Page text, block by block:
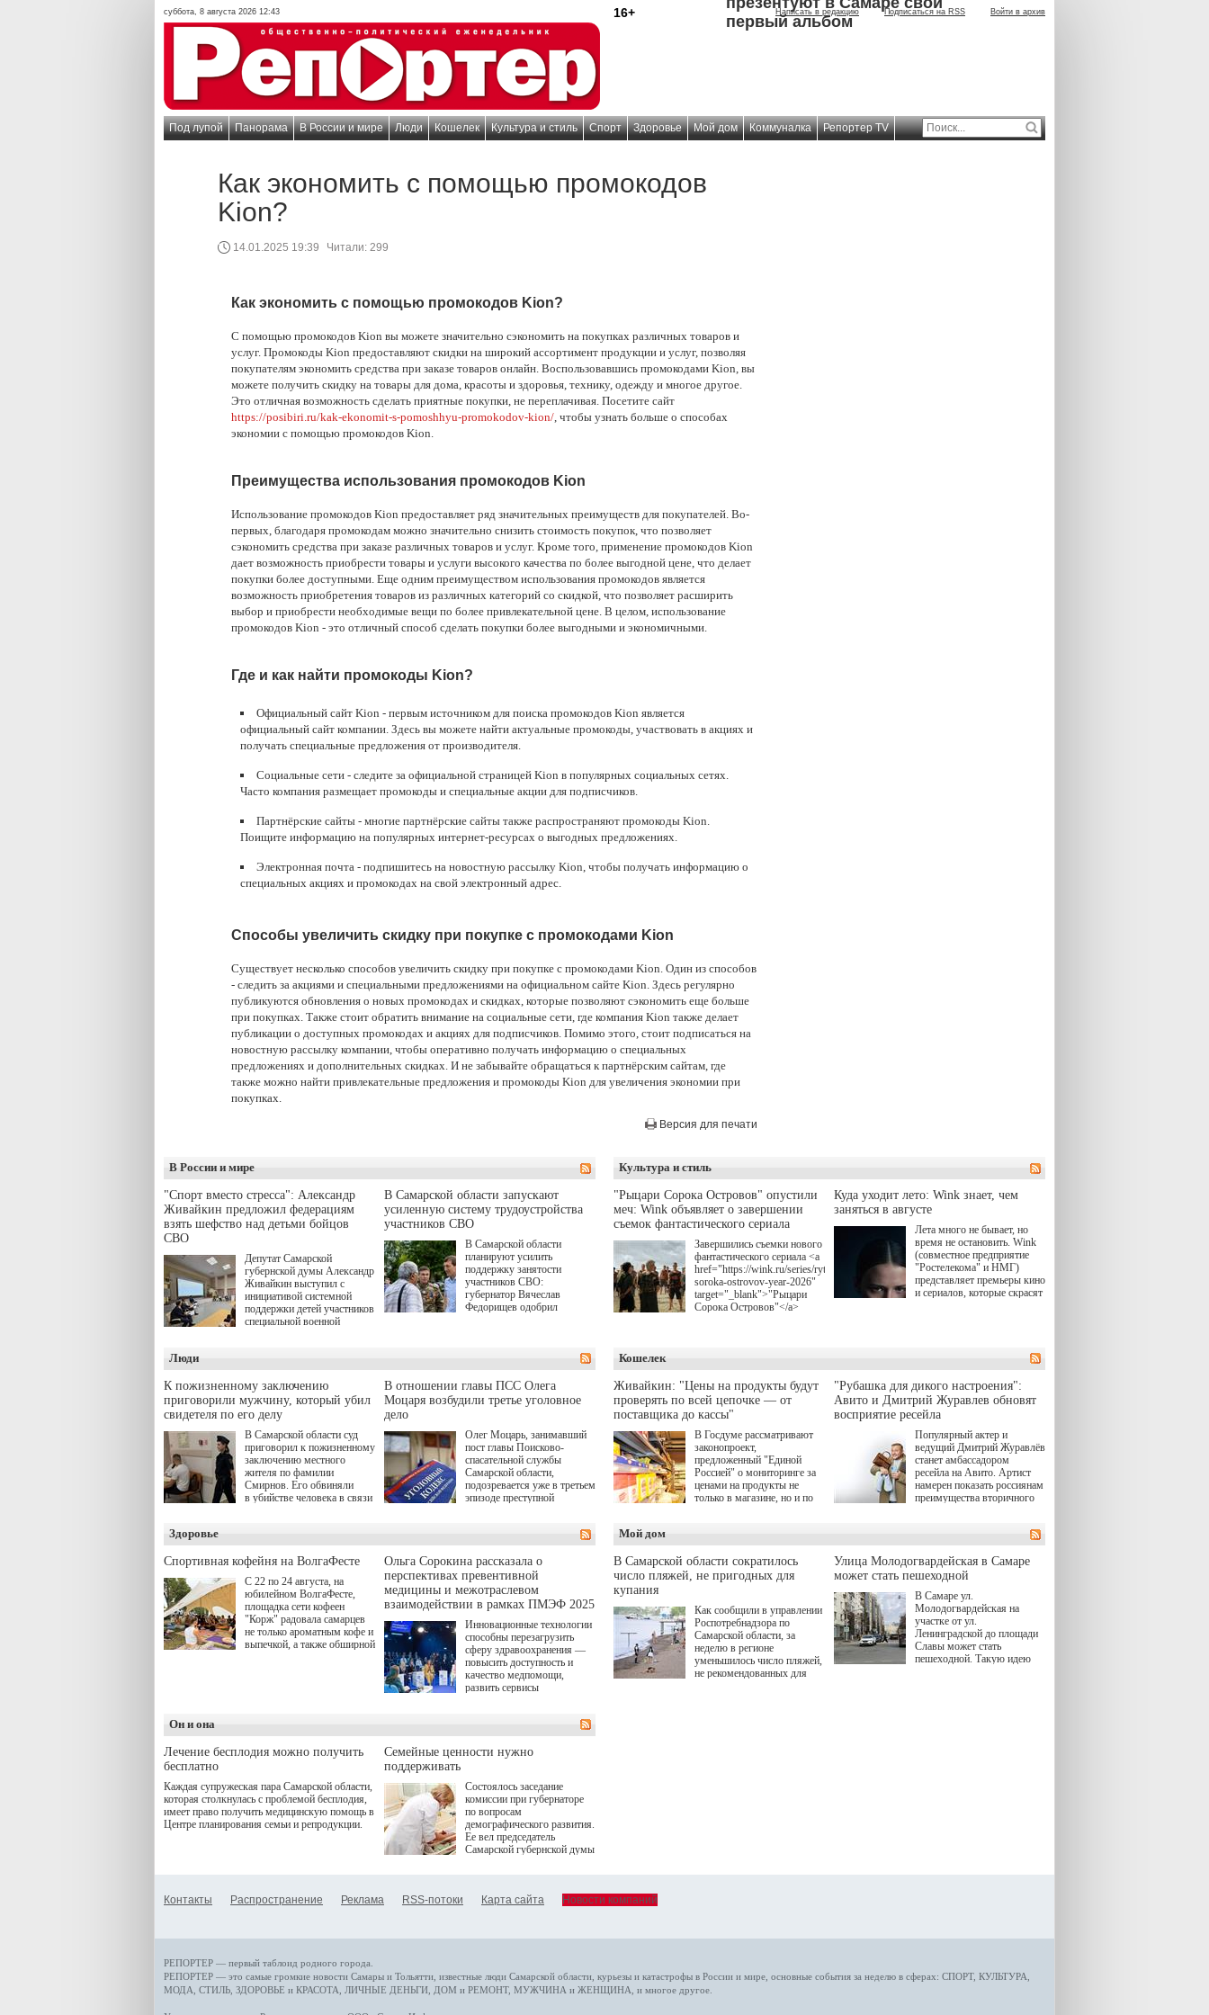
суббота, 8 августа 2026 12:43 16+ Написать в редакцию Подписаться на RSS Войти в архив
первый альбом
Под лупой Панорама В России и мире Люди Кошелек Культура и стиль Спорт Здоровье Мой дом Коммуналка Репортер TV
Как экономить с помощью промокодов
Kion?
14.01.2025 19:39 Читали: 299
Как экономить с помощью промокодов Kion?
С помощью промокодов Kion вы можете значительно сэкономить на покупках различных товаров и
услуг. Промокоды Kion предоставляют скидки на широкий ассортимент продукции и услуг, позволяя
покупателям экономить средства при заказе товаров онлайн. Воспользовавшись промокодами Kion, вы
можете получить скидку на товары для дома, красоты и здоровья, технику, одежду и многое другое.
Это отличная возможность сделать приятные покупки, не переплачивая. Посетите сайт
https://posibiri.ru/kak-ekonomit-s-pomoshhyu-promokodov-kion/, чтобы узнать больше о способах
экономии с помощью промокодов Kion.
Преимущества использования промокодов Kion
Использование промокодов Kion предоставляет ряд значительных преимуществ для покупателей. Во-
первых, благодаря промокодам можно значительно снизить стоимость покупок, что позволяет
сэкономить средства при заказе различных товаров и услуг. Кроме того, применение промокодов Kion
дает возможность приобрести товары и услуги высокого качества по более выгодной цене, что делает
покупки более доступными. Еще одним преимуществом использования промокодов является
возможность приобретения товаров из различных категорий со скидкой, что позволяет расширить
выбор и приобрести необходимые вещи по более привлекательной цене. В целом, использование
промокодов Kion - это отличный способ сделать покупки более выгодными и экономичными.
Где и как найти промокоды Kion?
Официальный сайт Kion - первым источником для поиска промокодов Kion является
официальный сайт компании. Здесь вы можете найти актуальные промокоды, участвовать в акциях и
получать специальные предложения от производителя.
Социальные сети - следите за официальной страницей Kion в популярных социальных сетях.
Часто компания размещает промокоды и специальные акции для подписчиков.
Партнёрские сайты - многие партнёрские сайты также распространяют промокоды Kion.
Поищите информацию на популярных интернет-ресурсах о выгодных предложениях.
Электронная почта - подпишитесь на новостную рассылку Kion, чтобы получать информацию о
специальных акциях и промокодах на свой электронный адрес.
Способы увеличить скидку при покупке с промокодами Kion
Существует несколько способов увеличить скидку при покупке с промокодами Kion. Один из способов
- следить за акциями и специальными предложениями на официальном сайте Kion. Здесь регулярно
публикуются обновления о новых промокодах и скидках, которые позволяют сэкономить еще больше
при покупках. Также стоит обратить внимание на социальные сети, где компания Kion также делает
публикации о доступных промокодах и акциях для подписчиков. Помимо этого, стоит подписаться на
новостную рассылку компании, чтобы оперативно получать информацию о специальных
предложениях и дополнительных скидках. И не забывайте обращаться к партнёрским сайтам, где
также можно найти привлекательные предложения и промокоды Kion для увеличения экономии при
покупках.
Версия для печати
В России и мире
"Спорт вместо стресса": Александр
Живайкин предложил федерациям
взять шефство над детьми бойцов
СВО
Депутат Самарской
губернской думы Александр
Живайкин выступил с
инициативой системной
поддержки детей участников
специальной военной
"Помощь фронту и семьям
участников СВО", которая
прошла в Отрадном 7
августа.
В Самарской области запускают
усиленную систему трудоустройства
участников СВО
В Самарской области
планируют усилить
поддержку занятости
участников СВО:
губернатор Вячеслав
Федорищев одобрил
Живайкина, направленные
на трудоустройство и более
спокойную адаптацию к
мирной жизни.
Культура и стиль
"Рыцари Сорока Островов" опустили
меч: Wink объявляет о завершении
съемок фантастического сериала
Завершились съемки нового
фантастического сериала <a
href="https://wink.ru/series/rytsari-
soroka-ostrovov-year-2026"
target="_blank">"Рыцари
Сорока Островов"</a>
одноименного романа
Сергея Лукьяненко. Главные
роли в проекте исполнили
Артем Кошман, Полина
Гухман, Вероника
Устимова, Олег Савостюк,
Святослав Рогожан, Кузьма
Котрелёв, Никита
Кологривый, Елисей
Чучилин, Александра
Нестерова, Ника Жукова, а
Волкова в роли родителей.
Режиссер-постановщик
проекта — Егор Чичканов
(сериалы "Комбинация", "И
Куда уходит лето: Wink знает, чем
заняться в августе
Лета много не бывает, но
время не остановить. Wink
(совместное предприятие
"Ростелекома" и НМГ)
представляет премьеры кино
и сериалов, которые скрасят
target="_blank">"Холод"
</a> (18+) останется только
на экране — весь август по
четвергам продолжат
выходить новые эпизоды
сериала, в котором
беспощадным возмездием в
духе графа Монте-Кристо
занимается наша
современница.
Люди
К пожизненному заключению
приговорили мужчину, который убил
свидетеля по его делу
В Самарской области суд
приговорил к пожизненному
заключению местного
жителя по фамилии
Смирнов. Его обвиняли
в убийстве человека в связи
В отношении главы ПСС Олега
Моцаря возбудили третье уголовное
дело
Олег Моцарь, занимавший
пост главы Поисково-
спасательной службы
Самарской области,
подозревается уже в третьем
эпизоде преступной
о превышении полномочий,
а сам он находится в СИЗО.
Кошелек
Живайкин: "Цены на продукты будут
проверять по всей цепочке — от
поставщика до кассы"
В Госдуме рассматривают
законопроект,
предложенный "Единой
Россией" о мониторинге за
ценами на продукты не
только в магазине, но и по
подорожания было понятно,
где именно цена "поехала"
вверх и кто её разогнал.
"Рубашка для дикого настроения":
Авито и Дмитрий Журавлев обновят
восприятие ресейла
Популярный актер и
ведущий Дмитрий Журавлёв
станет амбассадором
ресейла на Авито. Артист
намерен показать россиянам
преимущества вторичного
для современного и умного
человека.
Здоровье
Спортивная кофейня на ВолгаФесте
С 22 по 24 августа, на
юбилейном ВолгаФесте,
площадка сети кофеен
"Корж" радовала самарцев
не только ароматным кофе и
выпечкой, а также обширной
Ольга Сорокина рассказала о
перспективах превентивной
медицины и межотраслевом
взаимодействии в рамках ПМЭФ 2025
Инновационные технологии
способны перезагрузить
сферу здравоохранения —
повысить доступность и
качество медпомощи,
развить сервисы
определенными барьерами.
К ним можно отнести
возникающие при работе с
данными пациентов. Для
более динамичного роста
проникновения инноваций в
сегмент необходимо кросс-
отраслевое взаимодействие
рассказала Ольга Сорокина,
ходе сессии "Развитие
качества жизни" в рамках
ПМЭФ 2025. В дискуссии
Мой дом
В Самарской области сократилось
число пляжей, не пригодных для
купания
Как сообщили в управлении
Роспотребнадзора по
Самарской области, за
неделю в регионе
уменьшилось число пляжей,
не рекомендованных для
Улица Молодогвардейская в Самаре
может стать пешеходной
В Самаре ул.
Молодогвардейская на
участке от ул.
Ленинградской до площади
Славы может стать
пешеходной. Такую идею
Он и она
Лечение бесплодия можно получить
бесплатно
Каждая супружеская пара Самарской области,
которая столкнулась с проблемой бесплодия,
имеет право получить медицинскую помощь в
Центре планирования семьи и репродукции.
Семейные ценности нужно
поддерживать
Состоялось заседание
комиссии при губернаторе
по вопросам
демографического развития.
Ее вел председатель
Самарской губернской думы
Контакты Распространение Реклама RSS-потоки Карта сайта Новости компаний
РЕПОРТЕР — первый таблоид родного города.
РЕПОРТЕР — это самые громкие новости Самары и Тольятти, известные люди Самарской области, курьезы и катастрофы в России и мире , основные события за неделю в сферах: СПОРТ, КУЛЬТУРА,
МОДА, СТИЛЬ ЗДОРОВЬЕ и КРАСОТА ЛИЧНЫЕ ДЕНЬГИ ДОМ и РЕМОНТ, МУЖЧИНА и ЖЕНЩИНА , и многое другое